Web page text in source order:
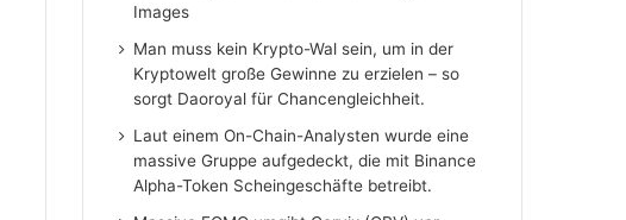
Images
Man muss kein Krypto-Wal sein, um in der
Kryptowelt große Gewinne zu erzielen – so
sorgt Daoroyal für Chancengleichheit.
Laut einem On-Chain-Analysten wurde eine
massive Gruppe aufgedeckt, die mit Binance
Alpha-Token Scheingeschäfte betreibt.